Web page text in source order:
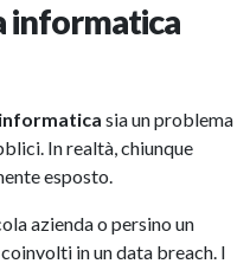
informatica
sia un problema
In realtà, chiunque
esposto.
azienda o persino un
in un data breach. I